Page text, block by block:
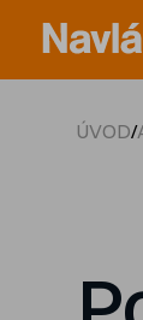
ÚVOD/